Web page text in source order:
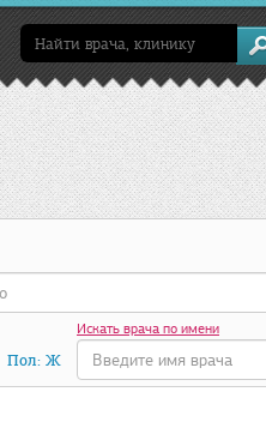
Пол: Ж
Искать врача по имени